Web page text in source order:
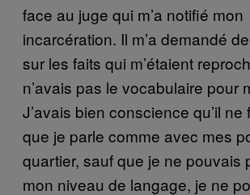
face au juge qui m’a notifié mon
incarcération. Il m’a demandé
sur les faits qui m’étaient
n’avais pas le vocabulaire pour
J’avais bien conscience qu’il ne
que je parle comme avec mes
quartier, sauf que je ne pouvais
mon niveau de langage, je ne